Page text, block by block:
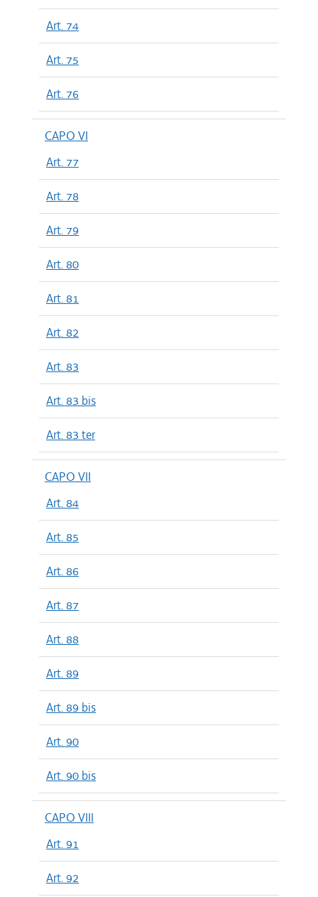
Art. 74
Art. 75
Art. 76
CAPO VI
Art. 77
Art. 78
Art. 79
Art. 80
Art. 81
Art. 82
Art. 83
Art. 83 bis
Art. 83 ter
CAPO VII
Art. 84
Art. 85
Art. 86
Art. 87
Art. 88
Art. 89
Art. 89 bis
Art. 90
Art. 90 bis
CAPO VIII
Art. 91
Art. 92